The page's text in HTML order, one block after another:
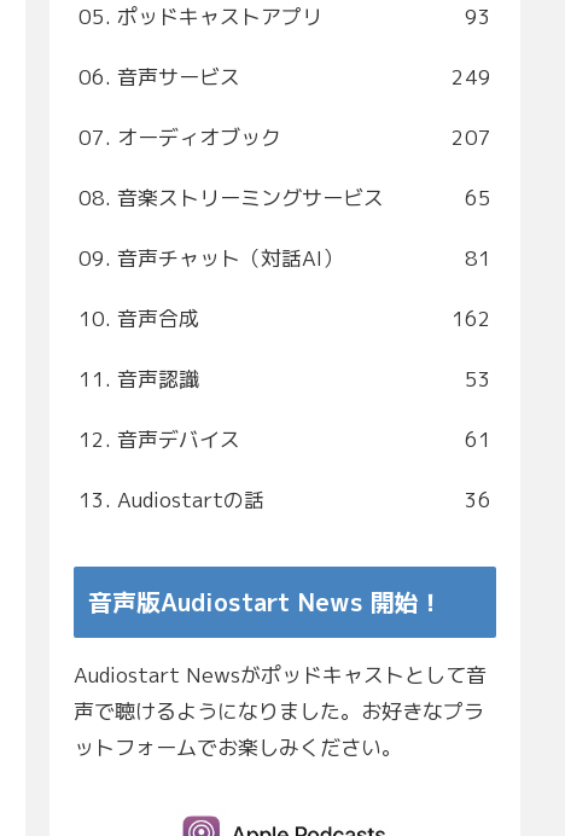
05. ポッドキャストアプリ 93
06. 音声サービス 249
07. オーディオブック 207
08. 音楽ストリーミングサービス 65
09. 音声チャット（対話AI） 81
10. 音声合成 162
11. 音声認識 53
12. 音声デバイス 61
13. Audiostartの話 36
音声版Audiostart News 開始！
Audiostart Newsがポッドキャストとして音
声で聴けるようになりました。お好きなプラ
ットフォームでお楽しみください。